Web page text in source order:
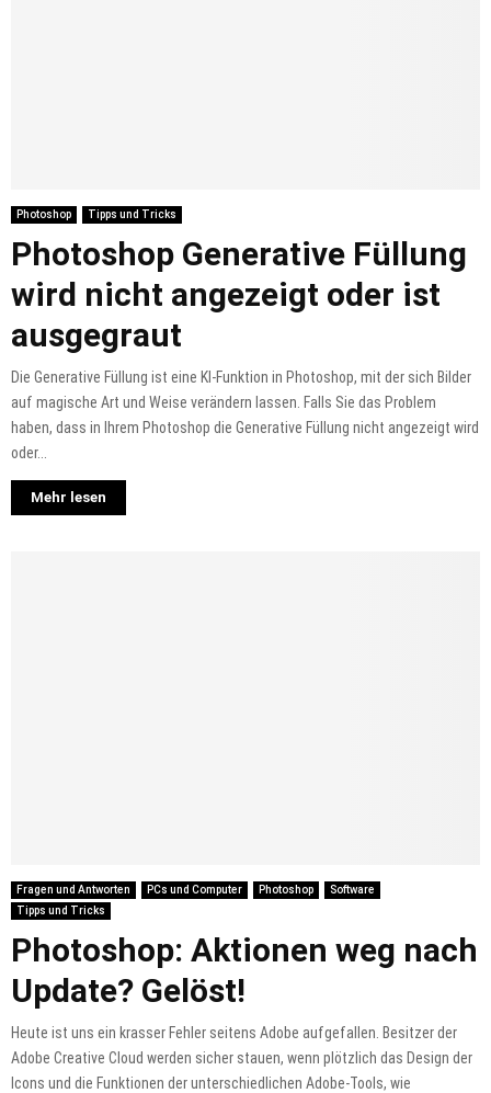
Photoshop Tipps und Tricks
Photoshop Generative Füllung
wird nicht angezeigt oder ist
ausgegraut
Die Generative Füllung ist eine KI-Funktion in Photoshop, mit der sich Bilder
auf magische Art und Weise verändern lassen. Falls Sie das Problem
haben, dass in Ihrem Photoshop die Generative Füllung nicht angezeigt wird
oder...
Mehr lesen
Fragen und Antworten PCs und Computer Photoshop
Software
Tipps und Tricks
Photoshop: Aktionen weg nach
Update? Gelöst!
Heute ist uns ein krasser Fehler seitens Adobe aufgefallen. Besitzer der
Adobe Creative Cloud werden sicher stauen, wenn plötzlich das Design der
Icons und die Funktionen der unterschiedlichen Adobe-Tools, wie